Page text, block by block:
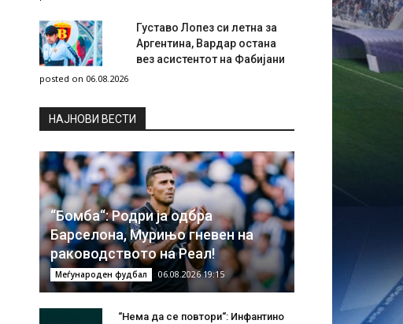
Густаво Лопез си летна за
Аргентина, Вардар остана
вез асистентот на Фабијани
posted on 06.08.2026
НAЈНОВИ ВЕСТИ
“Бомба“: Родри ја одбра
Барселона, Мурињо гневен на
раководството на Реал!
Меѓународен фудбал 06.08.2026 19:15
“Нема да се повтори“: Инфантино